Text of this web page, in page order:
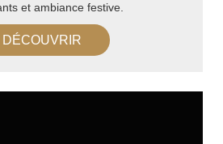
et ambiance festive.
DÉCOUVRIR